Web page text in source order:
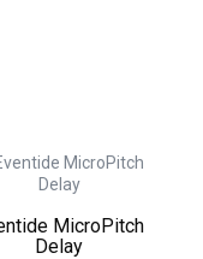
MicroPitch
Delay